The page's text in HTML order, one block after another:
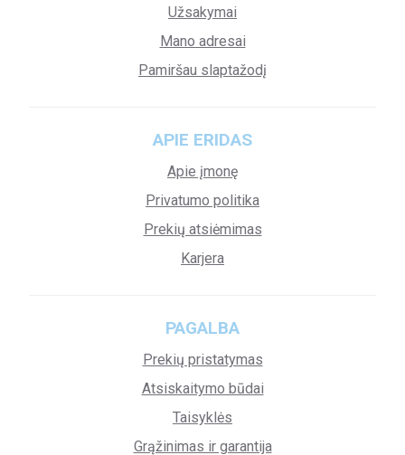
Užsakymai
Mano adresai
Pamiršau slaptažodį
APIE ERIDAS
Apie įmonę
Privatumo politika
Prekių atsiėmimas
Karjera
PAGALBA
Prekių pristatymas
Atsiskaitymo būdai
Taisyklės
Grąžinimas ir garantija